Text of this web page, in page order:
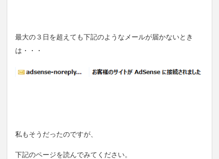
最大の３日を超えても下記のようなメールが届かないとき
は・・・
私もそうだったのですが、
下記のページを読んでみてください。